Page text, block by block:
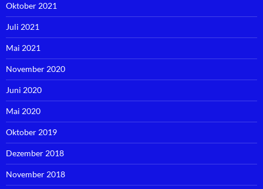
Oktober 2021
Juli 2021
Mai 2021
November 2020
Juni 2020
Mai 2020
Oktober 2019
Dezember 2018
November 2018